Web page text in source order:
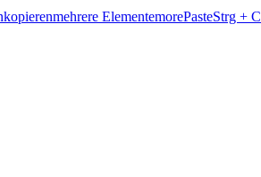
kopierenmehrere ElementemorePasteStrg + C